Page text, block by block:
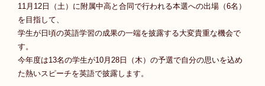
11月12日（土）に附属中高と合同で行われる本選への出場（6名）
を目指して、
学生が日頃の英語学習の成果の一端を披露する大変貴重な機会で
す。
今年度は13名の学生が10月28日（木）の予選で自分の思いを込め
た熱いスピーチを英語で披露します。